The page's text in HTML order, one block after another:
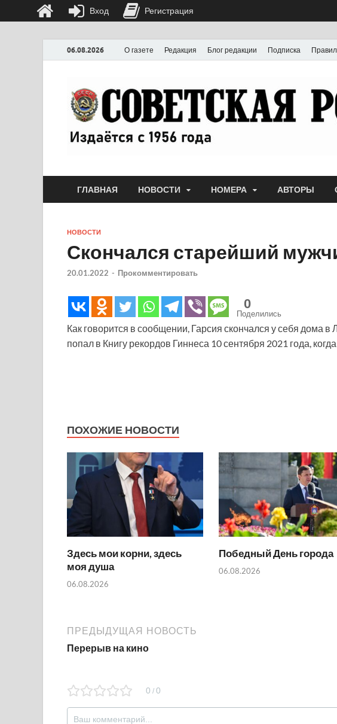
06.08.2026 О газете Редакция Блог редакции Подписка
ГЛАВНАЯ НОВОСТИ НОМЕРА АВТОРЫ
НОВОСТИ
Скончался старейший
20.01.2022 - Прокомментировать
0
Поделились
Как говорится в сообщении, Гарсия скончался у себя дома в
попал в Книгу рекордов Гиннеса 10 сентября 2021 года,
ПОХОЖИЕ НОВОСТИ
Здесь мои корни, здесь
моя душа
06.08.2026
Победный День города
06.08.2026
ПРЕДЫДУЩАЯ НОВОСТЬ
Перерыв на кино
0 / 0
Вход Регистрация